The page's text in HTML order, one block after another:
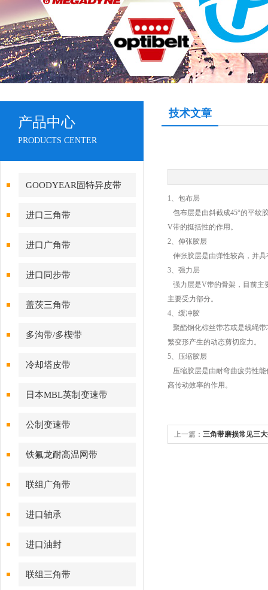
产品中心
PRODUCTS CENTER
GOODYEAR固特异皮带
进口三角带
进口广角带
进口同步带
盖茨三角带
多沟带/多楔带
冷却塔皮带
日本MBL英制变速带
公制变速带
铁氟龙耐高温网带
联组广角带
进口轴承
进口油封
联组三角带
技术文章
1、包布层
包布层是由斜截成45°的平纹
V带的挺括性的作用。
2、伸张胶层
伸张胶层是由弹性较高，并
3、强力层
强力层是V带的骨架，目前主
主要受力部分。
4、缓冲胶
聚酯钢化棕丝带芯或是线绳
繁变形产生的动态剪切应力。
5、压缩胶层
压缩胶层是由耐弯曲疲劳性
高传动效率的作用。
上一篇： 三角带磨损常见三